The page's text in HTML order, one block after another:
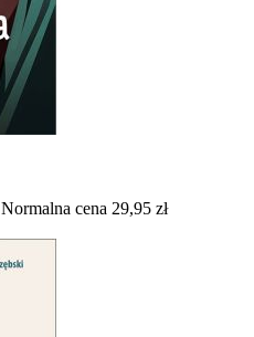
Normalna cena 29,95 zł